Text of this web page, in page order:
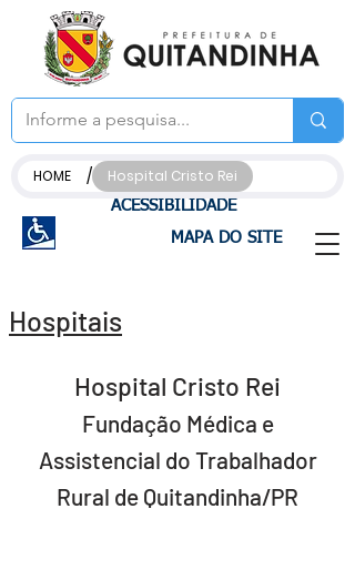
ACESSIBILIDADE
MAPA DO SITE
HOME / Hospital Cristo Rei
Hospitais
Hospital Cristo Rei
Fundação Médica e
Assistencial do Trabalhador
Rural de Quitandinha/PR